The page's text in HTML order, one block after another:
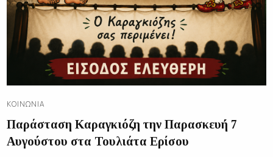
ΚΟΙΝΩΝΊΑ
Παράσταση Καραγκιόζη την Παρασκευή 7
Αυγούστου στα Τουλιάτα Ερίσου